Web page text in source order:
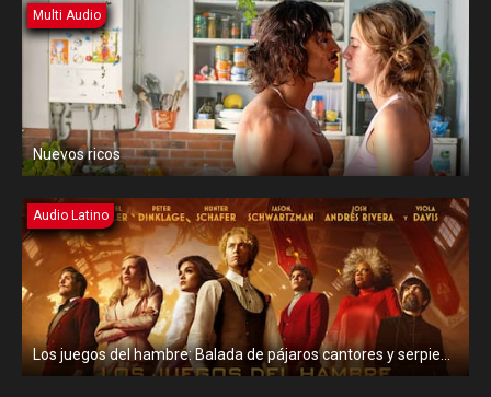
Multi Audio
Nuevos ricos
Audio Latino
Los juegos del hambre: Balada de pájaros cantores y serpientes